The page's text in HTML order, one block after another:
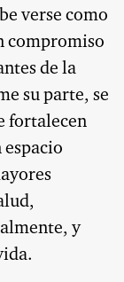
verse como
compromiso
de la
su parte, se
fortalecen
espacio
y